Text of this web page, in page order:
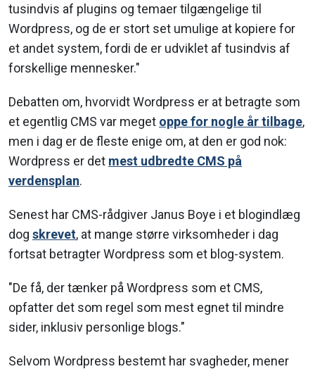
tusindvis af plugins og temaer tilgængelige til
Wordpress, og de er stort set umulige at kopiere for
et andet system, fordi de er udviklet af tusindvis af
forskellige mennesker."
Debatten om, hvorvidt Wordpress er at betragte som
et egentlig CMS var meget oppe for nogle år tilbage,
men i dag er de fleste enige om, at den er god nok:
Wordpress er det mest udbredte CMS på
verdensplan.
Senest har CMS-rådgiver Janus Boye i et blogindlæg
dog skrevet, at mange større virksomheder i dag
fortsat betragter Wordpress som et blog-system.
"De få, der tænker på Wordpress som et CMS,
opfatter det som regel som mest egnet til mindre
sider, inklusiv personlige blogs."
Selvom Wordpress bestemt har svagheder, mener